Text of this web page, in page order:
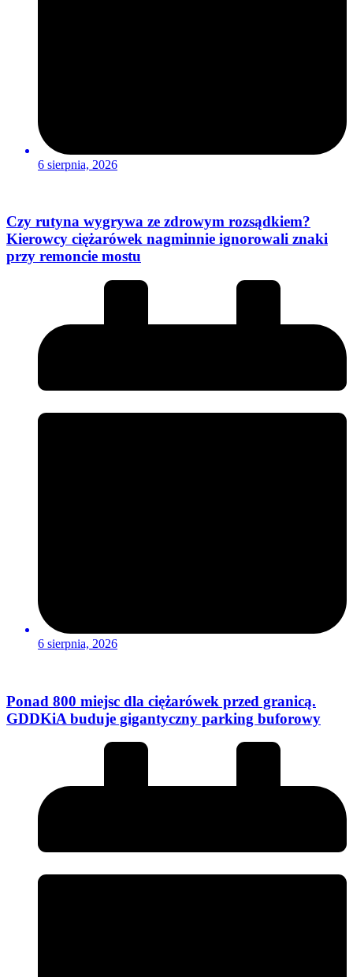
6 sierpnia, 2026
Czy rutyna wygrywa ze zdrowym rozsądkiem?
Kierowcy ciężarówek nagminnie ignorowali znaki
przy remoncie mostu
6 sierpnia, 2026
Ponad 800 miejsc dla ciężarówek przed granicą.
GDDKiA buduje gigantyczny parking buforowy